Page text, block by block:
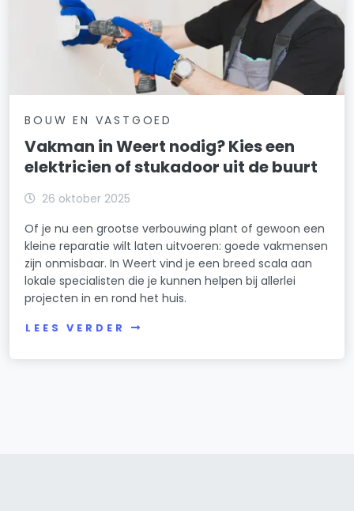
BOUW EN VASTGOED
Vakman in Weert nodig? Kies een
elektricien of stukadoor uit de buurt
26 oktober 2025
Of je nu een grootse verbouwing plant of gewoon een
kleine reparatie wilt laten uitvoeren: goede vakmensen
zijn onmisbaar. In Weert vind je een breed scala aan
lokale specialisten die je kunnen helpen bij allerlei
projecten in en rond het huis.
LEES VERDER